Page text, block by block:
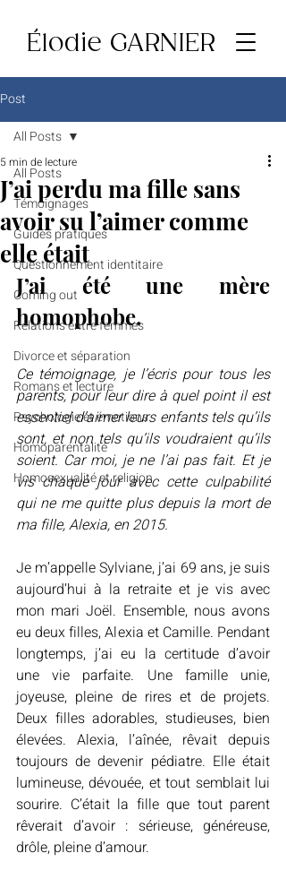
Élodie GARNIER
Post
All Posts
Témoignages
Guides pratiques
Questionnement identitaire
Coming out
Relations entre femmes
Divorce et séparation
Romans et lecture
Psychologie et émotions
Homoparentalité
Homosexualité et religion
All Posts
J’ai perdu ma fille sans
avoir su l’aimer comme
elle était
5 min de lecture
J’ai été une mère
homophobe.
Ce témoignage, je l’écris pour tous les
parents, pour leur dire à quel point il est
essentiel d’aimer leurs enfants tels qu’ils
sont, et non tels qu’ils voudraient qu’ils
soient. Car moi, je ne l’ai pas fait. Et je
vis chaque jour avec cette culpabilité
qui ne me quitte plus depuis la mort de
ma fille, Alexia, en 2015.
Je m’appelle Sylviane, j’ai 69 ans, je suis
aujourd’hui à la retraite et je vis avec
mon mari Joël. Ensemble, nous avons
eu deux filles, Alexia et Camille. Pendant
longtemps, j’ai eu la certitude d’avoir
une vie parfaite. Une famille unie,
joyeuse, pleine de rires et de projets.
Deux filles adorables, studieuses, bien
élevées. Alexia, l’aînée, rêvait depuis
toujours de devenir pédiatre. Elle était
lumineuse, dévouée, et tout semblait lui
sourire. C’était la fille que tout parent
rêverait d’avoir : sérieuse, généreuse,
drôle, pleine d’amour.